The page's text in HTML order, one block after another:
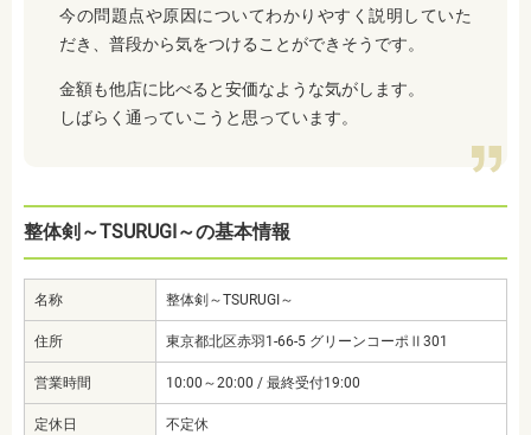
今の問題点や原因についてわかりやすく説明していた
だき、普段から気をつけることができそうです。
金額も他店に比べると安価なような気がします。
しばらく通っていこうと思っています。
整体剣～TSURUGI～の基本情報
名称 整体剣～TSURUGI～
住所 東京都北区赤羽1-66-5 グリーンコーポⅡ301
営業時間 10:00～20:00 / 最終受付19:00
定休日 不定休